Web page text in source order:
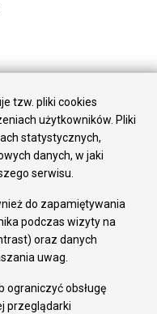
tzw. pliki cookies
użytkowników. Pliki
statystycznych,
danych, w jaki
serwisu.
do zapamiętywania
podczas wizyty na
oraz danych
uwag.
ograniczyć obsługę
przeglądarki